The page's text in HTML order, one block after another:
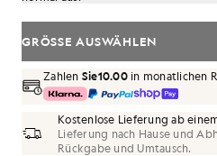
GRÖSSE AUSWÄHLEN
Zahlen Sie10.00in monatlichen
Kostenlose Lieferung ab
Lieferung nach Hause und
Rückgabe und Umtausch.